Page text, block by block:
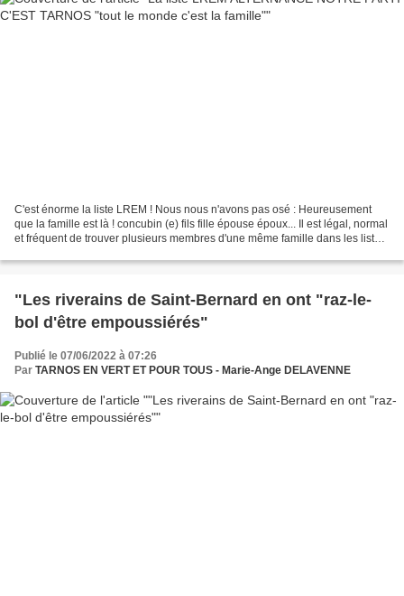
C'est énorme la liste LREM ! Nous nous n'avons pas osé : Heureusement
que la famille est là ! concubin (e) fils fille épouse époux... Il est légal, normal
et fréquent de trouver plusieurs membres d'une même famille dans les listes
"Les riverains de Saint-Bernard en ont "raz-le-
bol d'être empoussiérés"
Publié le 07/06/2022 à 07:26
Par TARNOS EN VERT ET POUR TOUS - Marie-Ange DELAVENNE